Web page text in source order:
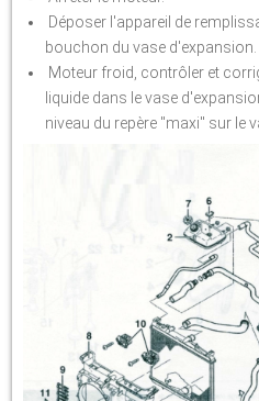
Déposer l'appareil de
bouchon du vase d'expansion.
Moteur froid, contrôler et
liquide dans le vase
niveau du repère "maxi" sur le